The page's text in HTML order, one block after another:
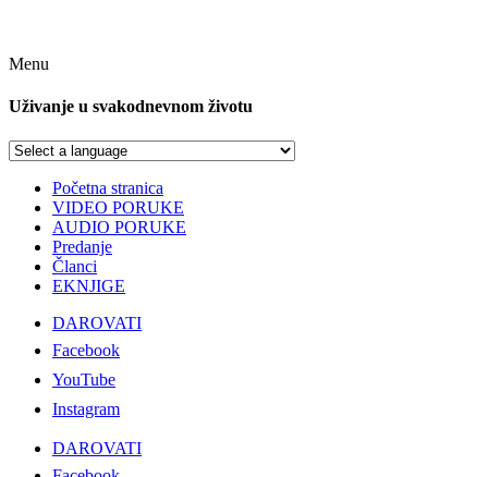
Menu
Uživanje u svakodnevnom životu
Početna stranica
VIDEO PORUKE
AUDIO PORUKE
Predanje
Članci
EKNJIGE
DAROVATI
Facebook
YouTube
Instagram
DAROVATI